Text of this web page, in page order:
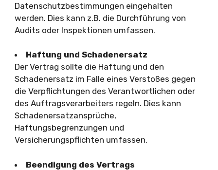
Datenschutzbestimmungen eingehalten
werden. Dies kann z.B. die Durchführung von
Audits oder Inspektionen umfassen.
Haftung und Schadenersatz
Der Vertrag sollte die Haftung und den
Schadenersatz im Falle eines Verstoßes gegen
die Verpflichtungen des Verantwortlichen oder
des Auftragsverarbeiters regeln. Dies kann
Schadenersatzansprüche,
Haftungsbegrenzungen und
Versicherungspflichten umfassen.
Beendigung des Vertrags